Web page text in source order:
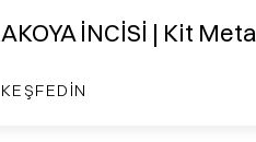
AKOYA İNCİSİ | Kit
KEŞFEDIN